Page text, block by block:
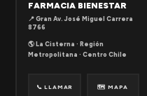
FARMACIA BIENESTAR
📍 Gran Av. José Miguel Carrera
8766
🌎 La Cisterna · Región
Metropolitana · Centro Chile
📞 LLAMAR 🗺 MAPA